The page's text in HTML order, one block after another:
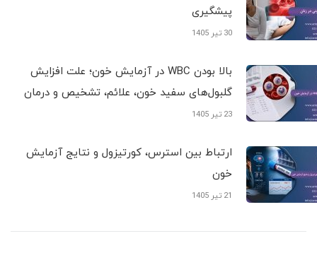
پیشگیری
30 تیر 1405
بالا بودن WBC در آزمایش خون؛ علت افزایش
گلبول‌های سفید خون، علائم، تشخیص و درمان
23 تیر 1405
ارتباط بین استرس، کورتیزول و نتایج آزمایش
خون
21 تیر 1405